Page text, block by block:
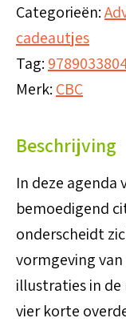
2026
aantal
Categorieën:
cadeautjes
Tag:
Merk: CBC
Beschrijving
In deze agenda
bemoedigend
onderscheidt
vormgeving
illustraties in
vier korte